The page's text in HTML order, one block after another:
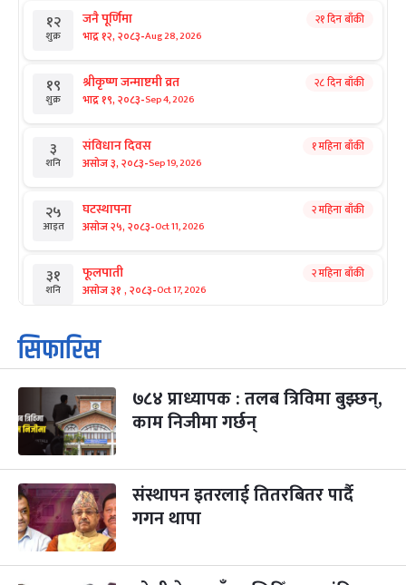
१२
शुक्र
जनै पूर्णिमा
भाद्र १२, २०८३-Aug 28, 2026
२१ दिन बाँकी
१९
शुक्र
श्रीकृष्ण जन्माष्टमी व्रत
भाद्र १९, २०८३-Sep 4, 2026
२८ दिन बाँकी
३
शनि
संविधान दिवस
असोज ३, २०८३-Sep 19, 2026
१ महिना बाँकी
२५
आइत
घटस्थापना
असोज २५, २०८३-Oct 11, 2026
२ महिना बाँकी
३१
शनि
फूलपाती
असोज ३१ , २०८३-Oct 17, 2026
२ महिना बाँकी
१
आइत
कार्तिक सङ्क्रान्ति
कार्तिक १, २०८३
३
मंगल
महानवमी
कार्तिक ३, २०८३-Oct 20, 2026
२ महिना बाँकी
४
बुध कार्तिक ४, २०८३
५
बिहि
पापा‌ङ्कुशा एकादशी व्रत
कार्तिक ५, २०८३
सिफारिस
७८४ प्राध्यापक : तलब त्रिविमा बुझ्छन्,
काम निजीमा गर्छन्
संस्थापन इतरलाई तितरबितर पार्दै
गगन थापा